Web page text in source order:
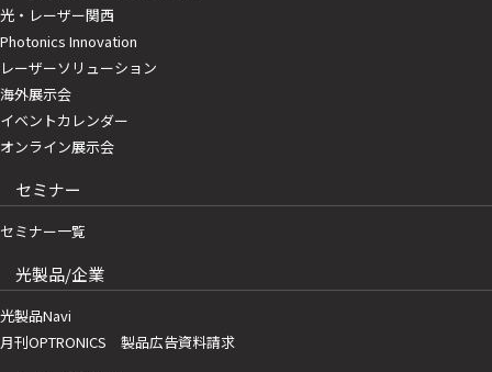
光・レーザー関西
Photonics Innovation
レーザーソリューション
海外展示会
イベントカレンダー
オンライン展示会
セミナー
セミナー一覧
光製品/企業
光製品Navi
月刊OPTRONICS 製品広告資料請求